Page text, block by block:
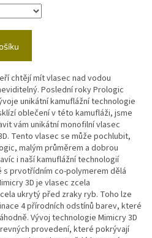
chtějí mít vlasec nad vodou
Poslední roky Prologic
unikátní kamuflážní technologie
oblečení v této kamufláži, jsme
vám unikátní monofilní vlasec
Tento vlasec se může pochlubit,
malým průměrem a dobrou
i naší kamuflážní technologií
s prvotřídním co-polymerem dělá
3D je vlasec zcela
ukrytý před zraky ryb. Toho lze
4 přírodních odstínů barev, které
Vývoj technologie Mimicry 3D
provedení, které pokrývají